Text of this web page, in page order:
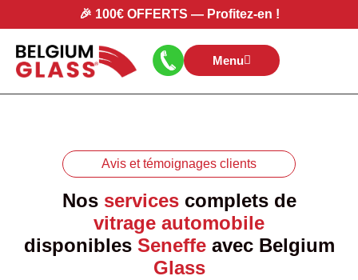
🎉 100€ OFFERTS — Profitez-en !
Menu
Avis et témoignages clients
Nos servicescomplets de
vitrage automobile
disponibles Seneffeavec Belgium
Glass